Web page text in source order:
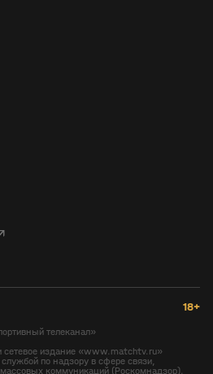
18+
телеканал»
сетевое издание «www.matchtv.ru»
по надзору в сфере связи,
коммуникаций (Роскомнадзор).